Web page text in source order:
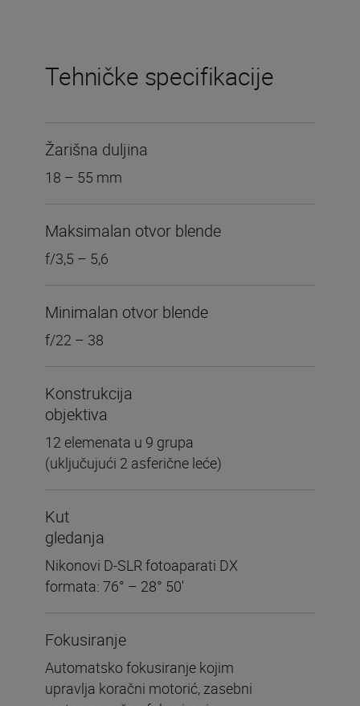
Tehničke specifikacije
Žarišna duljina
18 – 55 mm
Maksimalan otvor blende
f/3,5 – 5,6
Minimalan otvor blende
f/22 – 38
Konstrukcija
objektiva
12 elemenata u 9 grupa
(uključujući 2 asferične leće)
Kut
gledanja
Nikonovi D-SLR fotoaparati DX
formata: 76° – 28° 50′
Fokusiranje
Automatsko fokusiranje kojim
upravlja koračni motorić, zasebni